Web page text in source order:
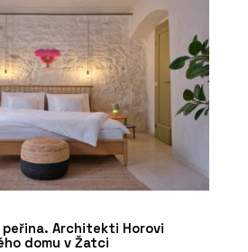
peřina. Architekti Horovi
domu v Žatci